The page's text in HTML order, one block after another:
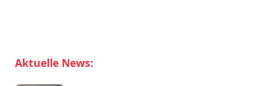
Aktuelle News: